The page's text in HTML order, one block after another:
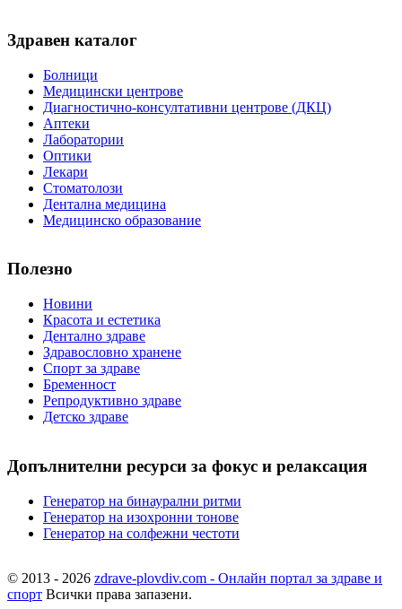
Здравен каталог
Болници
Медицински центрове
Диагностично-консултативни центрове (ДКЦ)
Аптеки
Лаборатории
Оптики
Лекари
Стоматолози
Дентална медицина
Медицинско образование
Полезно
Новини
Красота и естетика
Дентално здраве
Здравословно хранене
Спорт за здраве
Бременност
Репродуктивно здраве
Детско здраве
Допълнителни ресурси за фокус и релаксация
Генератор на бинаурални ритми
Генератор на изохронни тонове
Генератор на солфежни честоти
© 2013 - 2026 zdrave-plovdiv.com - Онлайн портал за здраве и
спорт Всички права запазени.